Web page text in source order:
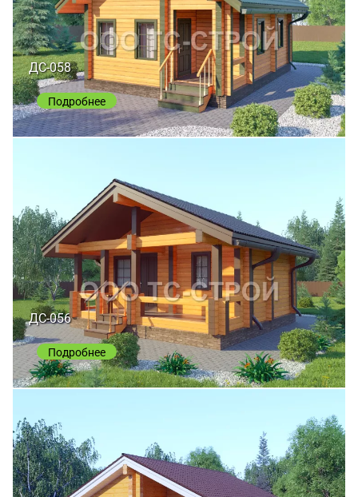
ДС-058
Подробнее
ДС-056
Подробнее